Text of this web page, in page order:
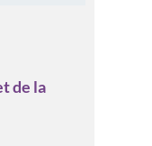
de la